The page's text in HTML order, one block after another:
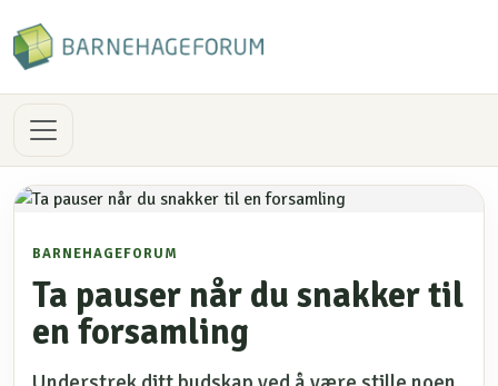
BARNEHAGEFORUM
Ta pauser når du snakker til
en forsamling